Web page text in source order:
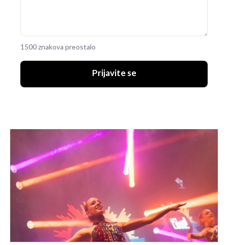
1500 znakova preostalo
Prijavite se